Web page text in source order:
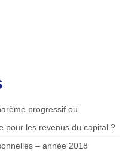
progressif ou
pour les revenus du capital ?
– année 2018